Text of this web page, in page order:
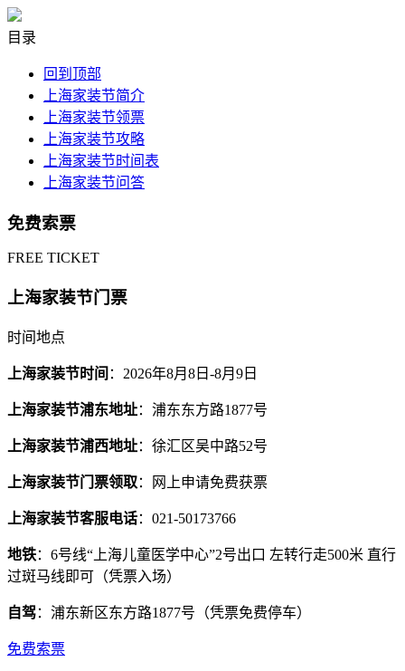
目录
回到顶部
上海家装节简介
上海家装节领票
上海家装节攻略
上海家装节时间表
上海家装节问答
免费索票
FREE TICKET
上海家装节门票
时间地点
上海家装节时间 ：2026年8月8日-8月9日
上海家装节浦东地址：浦东东方路1877号
上海家装节浦西地址：徐汇区吴中路52号
上海家装节门票领取：网上申请免费获票
上海家装节客服电话：021-50173766
地铁：6号线“上海儿童医学中心”2号出口 左转行走500米 直行
过斑马线即可（凭票入场）
自驾：浦东新区东方路1877号（凭票免费停车）
免费索票